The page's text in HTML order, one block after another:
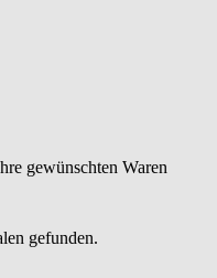
gewünschten Waren
gefunden.